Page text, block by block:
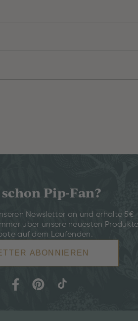
Pip-Fan?
Newsletter an und erhalte 5€
über unsere neuesten
auf dem Laufenden.
ABONNIEREN